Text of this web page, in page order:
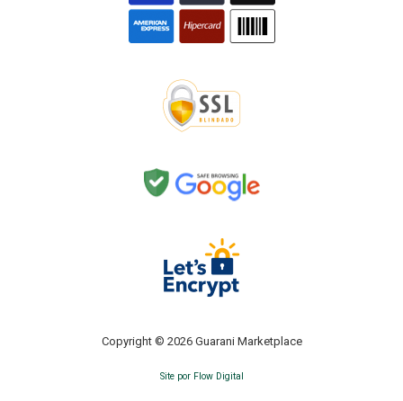
Copyright © 2026 Guarani Marketplace
Site por Flow Digital